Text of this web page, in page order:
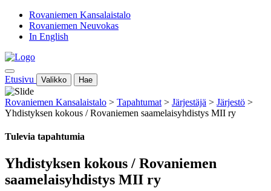
Rovaniemen Kansalaistalo
Rovaniemen Neuvokas
In English
Etusivu Valikko Hae
Rovaniemen Kansalaistalo > Tapahtumat > Järjestäjä > Järjestö >
Yhdistyksen kokous / Rovaniemen saamelaisyhdistys MII ry
Tulevia tapahtumia
Yhdistyksen kokous / Rovaniemen
saamelaisyhdistys MII ry